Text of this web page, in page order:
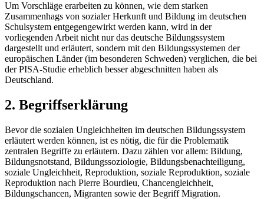
Um Vorschläge erarbeiten zu können, wie dem starken
Zusammenhags von sozialer Herkunft und Bildung im deutschen
Schulsystem entgegengewirkt werden kann, wird in der
vorliegenden Arbeit nicht nur das deutsche Bildungssystem
dargestellt und erläutert, sondern mit den Bildungssystemen der
europäischen Länder (im besonderen Schweden) verglichen, die bei
der PISA-Studie erheblich besser abgeschnitten haben als
Deutschland.
2. Begriffserklärung
Bevor die sozialen Ungleichheiten im deutschen Bildungssystem
erläutert werden können, ist es nötig, die für die Problematik
zentralen Begriffe zu erläutern. Dazu zählen vor allem: Bildung,
Bildungsnotstand, Bildungssoziologie, Bildungsbenachteiligung,
soziale Ungleichheit, Reproduktion, soziale Reproduktion, soziale
Reproduktion nach Pierre Bourdieu, Chancengleichheit,
Bildungschancen, Migranten sowie der Begriff Migration.